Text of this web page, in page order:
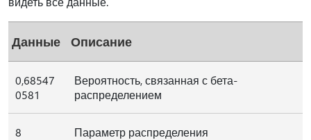
Данные Описание
0,68547
0581
Вероятность, связанная с бета-
распределением
8 Параметр распределения